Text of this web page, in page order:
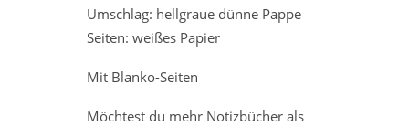
Umschlag: hellgraue dünne Pappe
Seiten: weißes Papier
Mit Blanko-Seiten
Möchtest du mehr Notizbücher als